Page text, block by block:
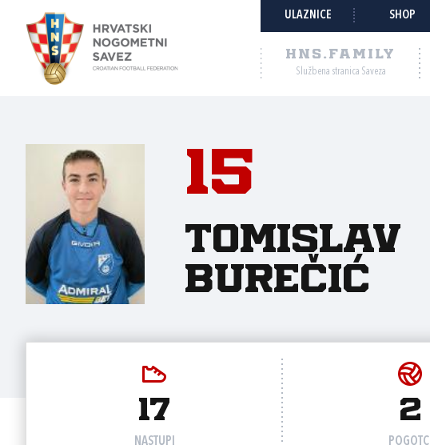
ULAZNICE SHOP
HNS.FAMILY
Službena stranica Saveza
15
Tomislav
Burečić
17
NASTUPI
2
POGOTCI